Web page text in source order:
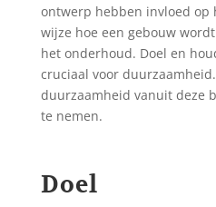
ontwerp hebben invloed op
wijze hoe een gebouw
het onderhoud. Doel en
cruciaal voor
duurzaamheid vanuit deze
te nemen.
Doel